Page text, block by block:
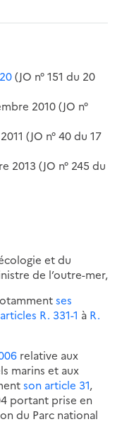
(JO n° 151 du 20
2010 (JO n°
(JO n° 40 du 17
2013 (JO n° 245 du
et du
de l’outre-mer,
ses
R. 331-1 à R.
relative aux
marins et aux
son article 31,
portant prise en
du Parc national